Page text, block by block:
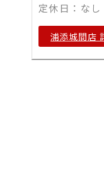
定休日：なし
浦添城間店